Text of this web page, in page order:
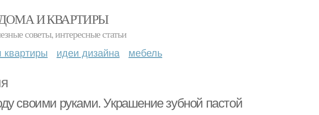
И КВАРТИРЫ
советы, интересные статьи
квартиры идеи дизайна мебель
своими руками. Украшение зубной пастой